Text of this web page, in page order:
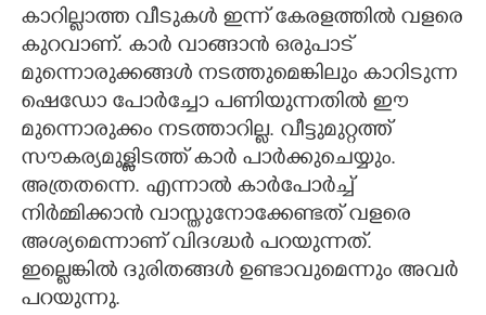
CARTOONS
LITERATURE
ZOOM
CONTACT US
കാറില്ലാത്ത വീടുകൾ ഇന്ന് കേരളത്തിൽ വളരെ
കുറവാണ്. കാർ വാങ്ങാൻ ഒരുപാട്
മുന്നൊരുക്കങ്ങൾ നടത്തുമെങ്കിലും കാറിടുന്ന
ഷെഡോ പോർച്ചോ പണിയുന്നതിൽ ഈ
മുന്നൊരുക്കം നടത്താറില്ല. വീട്ടുമുറ്റത്ത്
സൗകര്യമുള്ളിടത്ത് കാർ പാർക്കുചെയ്യും.
അത്രതന്നെ. എന്നാൽ കാർപോർച്ച്
നിർമ്മിക്കാൻ വാസ്തുനോക്കേണ്ടത് വളരെ
അശ്യമെന്നാണ് വിദഗ്ദ്ധർ പറയുന്നത്.
ഇല്ലെങ്കിൽ ദുരിതങ്ങൾ ഉണ്ടാവുമെന്നും അവർ
പറയുന്നു.